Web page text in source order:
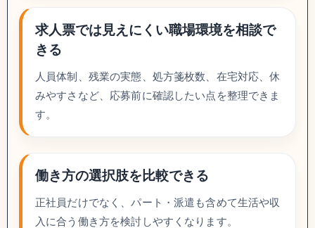
求人票では見えにくい職場環境を相談で
きる
人員体制、残業の実態、処方箋枚数、在宅対応、休
みやすさなど、応募前に確認したい点を整理できま
す。
働き方の選択肢を比較できる
正社員だけでなく、パート・派遣も含めて生活や収
入に合う働き方を検討しやすくなります。